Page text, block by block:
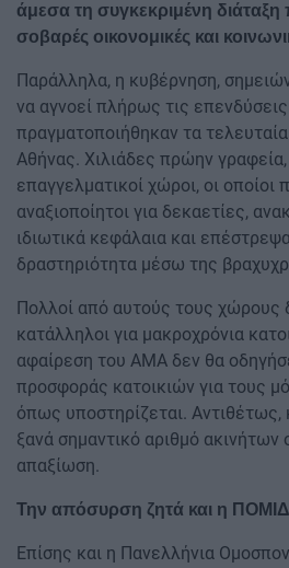
άμεσα τη συγκεκριμένη διάταξη
σοβαρές οικονομικές και
Παράλληλα, η κυβέρνηση,
να αγνοεί πλήρως τις
πραγματοποιήθηκαν τα
Αθήνας. Χιλιάδες πρώην
επαγγελματικοί χώροι, οι οποίοι
αναξιοποίητοι για δεκαετίες,
ιδιωτικά κεφάλαια και
δραστηριότητα μέσω της
Πολλοί από αυτούς τους χώρους
κατάλληλοι για μακροχρόνια
αφαίρεση του ΑΜΑ δεν θα
προσφοράς κατοικιών για τους
όπως υποστηρίζεται. Αντιθέτως,
ξανά σημαντικό αριθμό ακινήτων
απαξίωση.
Την απόσυρση ζητά και η
Επίσης και η Πανελλήνια